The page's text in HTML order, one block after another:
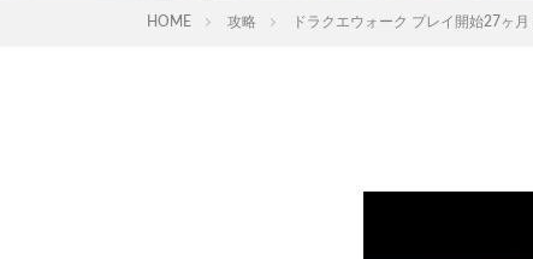
HOME 攻略 ドラクエウォーク プレイ開始27ヶ